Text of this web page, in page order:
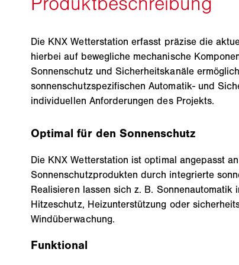
Die KNX Wetterstation erfasst präzise die
hierbei auf bewegliche mechanische
Sonnenschutz und Sicherheitskanäle
sonnenschutzspezifischen Automatik- und
individuellen Anforderungen des Projekts.
Optimal für den Sonnenschutz
Die KNX Wetterstation ist optimal angepasst
Sonnenschutzprodukten durch integrierte
Realisieren lassen sich z. B. Sonnenautomatik
Hitzeschutz, Heizunterstützung oder
Windüberwachung.
Funktional